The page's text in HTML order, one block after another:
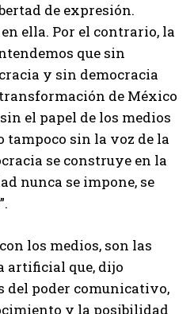
de expresión.
ella. Por el contrario, la
que sin
y sin democracia
de México
el papel de los medios
tampoco sin la voz de la
se construye en la
nunca se impone, se
los medios, son las
artificial que, dijo
del poder comunicativo,
y la posibilidad